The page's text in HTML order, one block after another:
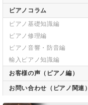
ピアノコラム
ピアノ基礎知識編
ピアノ修理編
ピアノ音響・防音編
輸入ピアノ知識編
お客様の声（ピアノ編）
お問い合わせ（ピアノ関連）